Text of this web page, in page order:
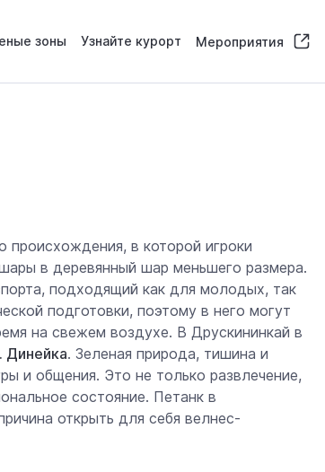
зоны Узнайте курорт Мероприятия
происхождения, в которой игроки
в деревянный шар меньшего размера.
подходящий как для молодых, так
подготовки, поэтому в него могут
на свежем воздухе. В Друскининкай в
Динейка. Зеленая природа, тишина и
и общения. Это не только развлечение,
состояние. Петанк в
открыть для себя велнес-